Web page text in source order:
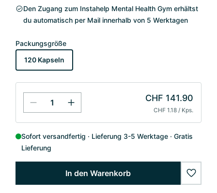
Den Zugang zum Instahelp Mental Health Gym erhältst
du automatisch per Mail innerhalb von 5 Werktagen
Packungsgröße
120 Kapseln
CHF 141.90
CHF 1.18 / Kps.
Sofort versandfertig Lieferung 3-5 Werktage
Gratis
Lieferung
In den Warenkorb